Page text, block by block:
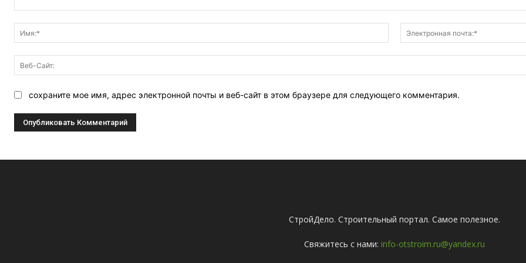
Имя:*
сохраните мое имя, адрес электронной почты и веб-сайт в этом браузере для следующего комментария.
СтройДело. Строительный портал. Самое полезное.
Свяжитесь с нами: info-otstroim.ru@yandex.ru